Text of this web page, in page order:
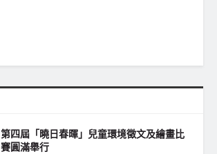
第四屆「曉日春暉」兒童環境徵文及繪畫比
賽圓滿舉行